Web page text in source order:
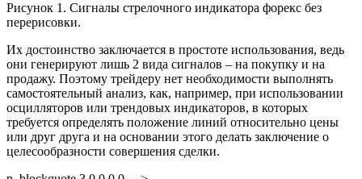
Рисунок 1. Сигналы стрелочного индикатора форекс без
перерисовки.
Их достоинство заключается в простоте использования, ведь
они генерируют лишь 2 вида сигналов – на покупку и на
продажу. Поэтому трейдеру нет необходимости выполнять
самостоятельный анализ, как, например, при использовании
осцилляторов или трендовых индикаторов, в которых
требуется определять положение линий относительно цены
или друг друга и на основании этого делать заключение о
целесообразности совершения сделки.